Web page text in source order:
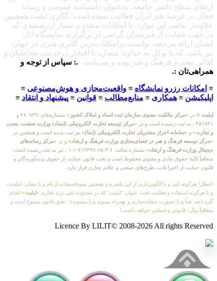
دانش جامعه، به‌عنوان دانشنامه عمومی و رسانهٔ
هنر ایران فعالیت نموده است؛ گالری لیلیت همچنین
این موارد، با امکانات متعدد و بسیار ارزشمندی که
از هنرمندان گرامی در برگزاری نمایشگاه آثار
می‌دهد، توانسته پرامکانات‌ترین گالری هنری در جهان
با توکل به خداوند متعال، با افتخار درخدمت مخاطبان و
فرهنگ و هنر بوده و می‌باشد. .: سپاس از توجه و
:.
نمایشگاه ≡ واقعیت‌مجازی و هوش‌مصنوعی≡
همکاری≡منابع‌مطالب ≡قوانین≡پیشنهاد و انتقاد≡
مالکیت معنوی سازمان ثبت اسناد و املاک کشور»
بشماره‌های: ۲۸۰۹۲۹ و
«مرکز توسعه تجارت الکترونیکی (اینماد) وزارت صنعت، معدن
احراز مشتریان تجارت الکترونیکی (اِمتا)» نیز ثبت شده است و همچنین در
و هنر در فضای‌مجازی وزارت فرهنگ و ارشاد»و در«مرکز رسانه‌های
و ارشاد»
بشماره شامَد: ۱-۳-۶۵-۷۱۲۳۹۹-۱-۱ ، نیز به ثبت رسیده است؛
مادی و معنوی محفوظ است و تحت قانون حمایت از حقوق پدیدآورندگان و
طرح‌های صنعتی و علائم تجاری قرار دارد.
و یا الگوبرداری از این پلتفرم و همچنین سوءاستفاده از نام و یا نشان «لیلیت»
و فعالیت تحت عنوان “لیلیت” که در محدودهٔ ثبتی برند تجاری«لیلیت» انجام
بصورت مشابه‌سازی و بهمراه پسوند و یا پیشوند) ؛ طبق قانون ممنوع است و
و قضایی خواهد داشت!
Licence By LILIT© 2008-2026 All